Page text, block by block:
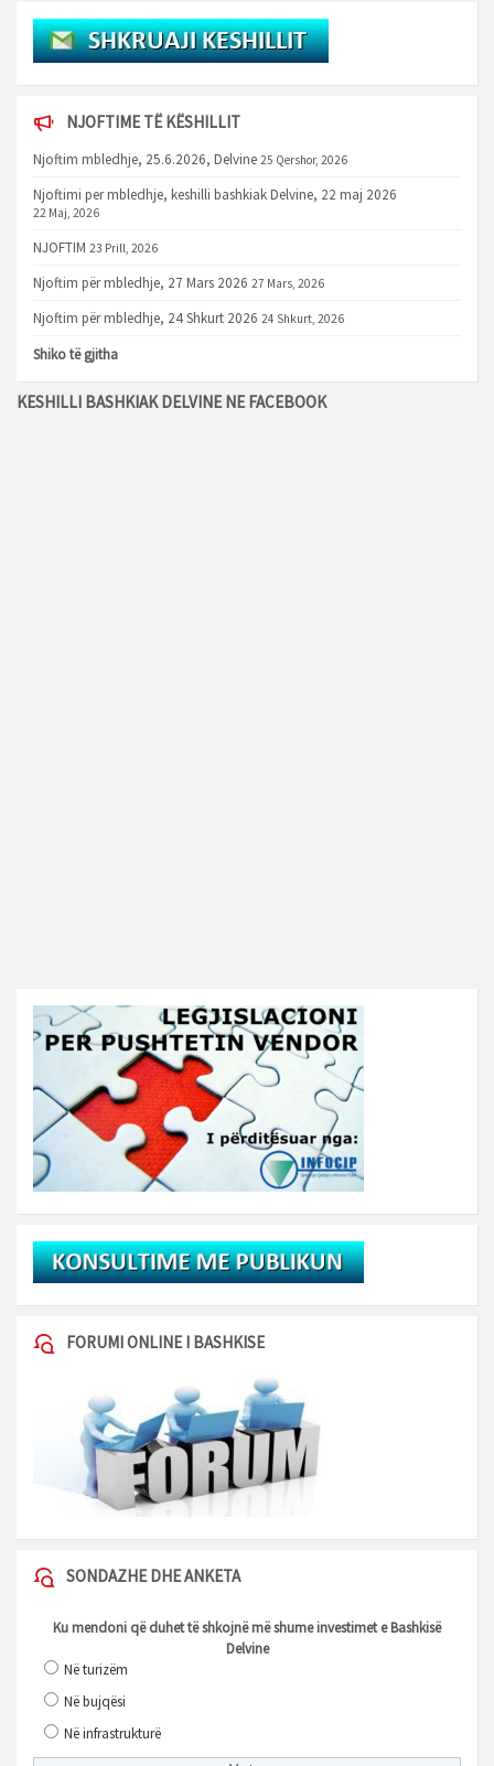
NJOFTIME TË KËSHILLIT
Njoftim mbledhje, 25.6.2026, Delvine 25 Qershor, 2026
Njoftimi per mbledhje, keshilli bashkiak Delvine, 22 maj 2026
22 Maj, 2026
NJOFTIM 23 Prill, 2026
Njoftim për mbledhje, 27 Mars 2026 27 Mars, 2026
Njoftim për mbledhje, 24 Shkurt 2026 24 Shkurt, 2026
Shiko të gjitha
KESHILLI BASHKIAK DELVINE NE FACEBOOK
FORUMI ONLINE I BASHKISE
SONDAZHE DHE ANKETA
Ku mendoni që duhet të shkojnë më shume investimet e Bashkisë
Delvine
Në turizëm
Në bujqësi
Në infrastrukturë